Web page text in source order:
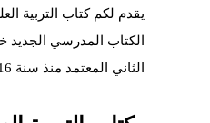
الكتاب المدرسي الجديد
الثاني المعتمد منذ سنة 2016